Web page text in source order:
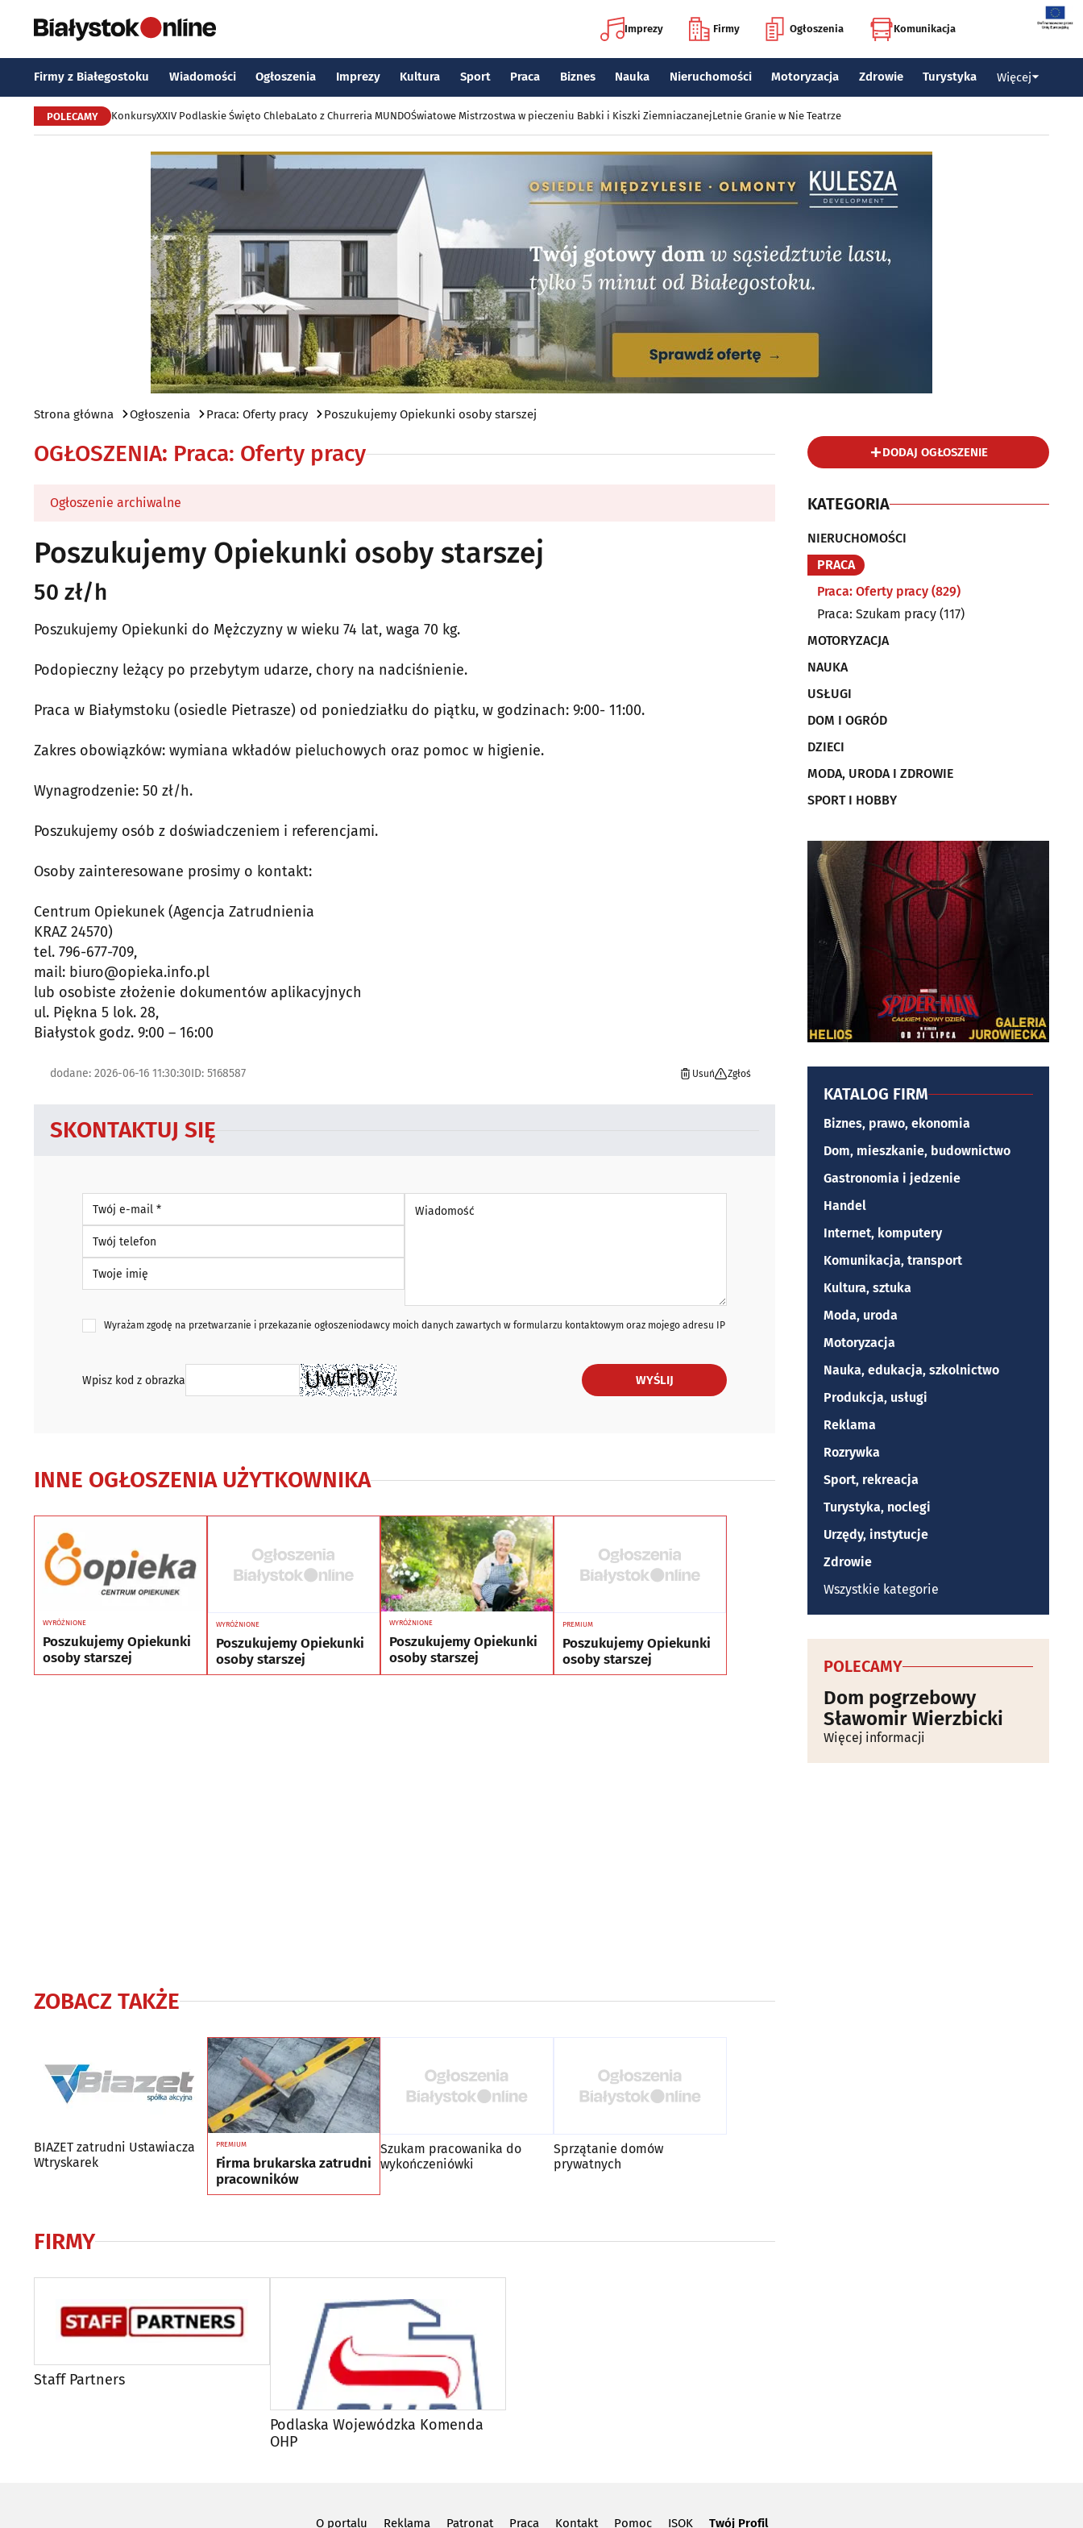
Imprezy Firmy Ogłoszenia Komunikacja
Firmy z Białegostoku Wiadomości Ogłoszenia Imprezy Kultura Sport Praca Biznes Nauka Nieruchomości Motoryzacja Zdrowie Turystyka Więcej
POLECAMY KonkursyXXIV Podlaskie Święto ChlebaLato z Churreria MUNDOŚwiatowe Mistrzostwa w pieczeniu Babki i Kiszki ZiemniaczanejLetnie Granie w Nie Teatrze
Strona główna Ogłoszenia Praca: Oferty pracy Poszukujemy Opiekunki osoby starszej
OGŁOSZENIA: Praca: Oferty pracy
Ogłoszenie archiwalne
Poszukujemy Opiekunki osoby starszej
50 zł/h
Poszukujemy Opiekunki do Mężczyzny w wieku 74 lat, waga 70 kg.
Podopieczny leżący po przebytym udarze, chory na nadciśnienie.
Praca w Białymstoku (osiedle Pietrasze) od poniedziałku do piątku, w godzinach: 9:00- 11:00.
Zakres obowiązków: wymiana wkładów pieluchowych oraz pomoc w higienie.
Wynagrodzenie: 50 zł/h.
Poszukujemy osób z doświadczeniem i referencjami.
Osoby zainteresowane prosimy o kontakt:
Centrum Opiekunek (Agencja Zatrudnienia
KRAZ 24570)
tel. 796-677-709,
mail: biuro@opieka.info.pl
lub osobiste złożenie dokumentów aplikacyjnych
ul. Piękna 5 lok. 28,
Białystok godz. 9:00 – 16:00
dodane: 2026-06-16 11:30:30ID: 5168587 Usuń Zgłoś
SKONTAKTUJ SIĘ
Wyrażam zgodę na przetwarzanie i przekazanie ogłoszeniodawcy moich danych zawartych w formularzu kontaktowym oraz mojego adresu IP
Wpisz kod z obrazka WYŚLIJ
INNE OGŁOSZENIA UŻYTKOWNIKA
WYRÓŻNIONE
Poszukujemy Opiekunki
osoby starszej
WYRÓŻNIONE
Poszukujemy Opiekunki
osoby starszej
WYRÓŻNIONE
Poszukujemy Opiekunki
osoby starszej
PREMIUM
Poszukujemy Opiekunki
osoby starszej
ZOBACZ TAKŻE
BIAZET zatrudni Ustawiacza
Wtryskarek
PREMIUM
Firma brukarska zatrudni
pracowników
Szukam pracowanika do
wykończeniówki
Sprzątanie domów
prywatnych
FIRMY
Staff Partners
Podlaska Wojewódzka Komenda
OHP
DODAJ OGŁOSZENIE
KATEGORIA
NIERUCHOMOŚCI
PRACA
Praca: Oferty pracy (829)
Praca: Szukam pracy (117)
MOTORYZACJA
NAUKA
USŁUGI
DOM I OGRÓD
DZIECI
MODA, URODA I ZDROWIE
SPORT I HOBBY
KATALOG FIRM
Biznes, prawo, ekonomia
Dom, mieszkanie, budownictwo
Gastronomia i jedzenie
Handel
Internet, komputery
Komunikacja, transport
Kultura, sztuka
Moda, uroda
Motoryzacja
Nauka, edukacja, szkolnictwo
Produkcja, usługi
Reklama
Rozrywka
Sport, rekreacja
Turystyka, noclegi
Urzędy, instytucje
Zdrowie
Wszystkie kategorie
POLECAMY
Dom pogrzebowy
Sławomir Wierzbicki
Więcej informacji
O portalu Reklama Patronat Praca Kontakt Pomoc ISOK Twój Profil